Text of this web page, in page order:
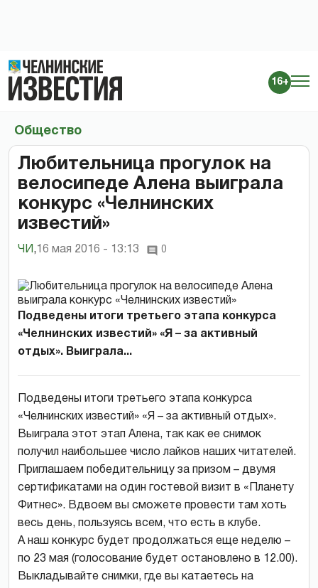
16+
Общество
Любительница прогулок на
велосипеде Алена выиграла
конкурс «Челнинских
известий»
ЧИ , 16 мая 2016 - 13:13 0
Подведены итоги третьего этапа конкурса
«Челнинских известий» «Я – за активный
отдых». Выиграла...
Подведены итоги третьего этапа конкурса
«Челнинских известий» «Я – за активный отдых».
Выиграла этот этап Алена, так как ее снимок
получил наибольшее число лайков наших читателей.
Приглашаем победительницу за призом – двумя
сертификатами на один гостевой визит в «Планету
Фитнес». Вдвоем вы сможете провести там хоть
весь день, пользуясь всем, что есть в клубе.
А наш конкурс будет продолжаться еще неделю –
по 23 мая (голосование будет остановлено в 12.00).
Выкладывайте снимки, где вы катаетесь на